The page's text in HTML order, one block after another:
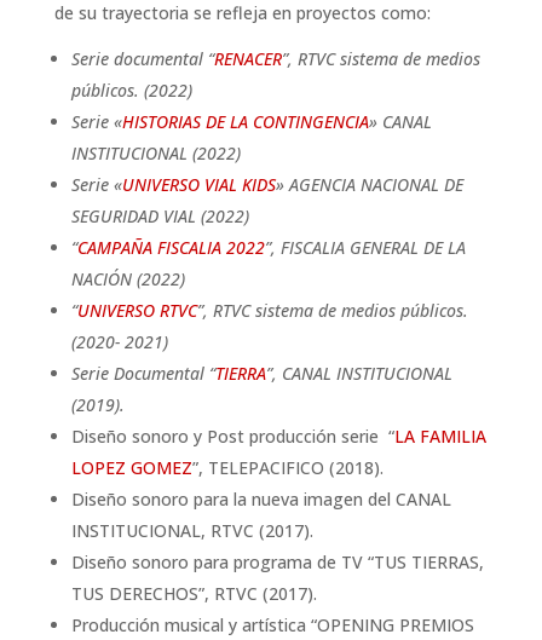
de su trayectoria se refleja en proyectos como:
Serie documental “RENACER”, RTVC sistema de medios
públicos. (2022)
Serie «HISTORIAS DE LA CONTINGENCIA» CANAL
INSTITUCIONAL (2022)
Serie «UNIVERSO VIAL KIDS» AGENCIA NACIONAL DE
SEGURIDAD VIAL (2022)
“CAMPAÑA FISCALIA 2022”, FISCALIA GENERAL DE LA
NACIÓN (2022)
“UNIVERSO RTVC”, RTVC sistema de medios públicos.
(2020- 2021)
Serie Documental “TIERRA”, CANAL INSTITUCIONAL
(2019).
Diseño sonoro y Post producción serie “LA FAMILIA
LOPEZ GOMEZ”, TELEPACIFICO (2018).
Diseño sonoro para la nueva imagen del CANAL
INSTITUCIONAL, RTVC (2017).
Diseño sonoro para programa de TV “TUS TIERRAS,
TUS DERECHOS”, RTVC (2017).
Producción musical y artística “OPENING PREMIOS